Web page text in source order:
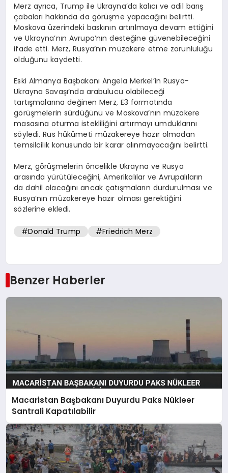
Merz ayrıca, Trump ile Ukrayna’da kalıcı ve adil barış
çabaları hakkında da görüşme yapacağını belirtti.
Moskova üzerindeki baskının artırılmaya devam ettiğini
ve Ukrayna’nın Avrupa’nın desteğine güvenebileceğini
ifade etti. Merz, Rusya’nın müzakere etme zorunluluğu
olduğunu kaydetti.
Eski Almanya Başbakanı Angela Merkel’in Rusya-
Ukrayna Savaşı’nda arabulucu olabileceği
tartışmalarına değinen Merz, E3 formatında
görüşmelerin sürdüğünü ve Moskova’nın müzakere
masasına oturma istekliliğini artırmayı umduklarını
söyledi. Rus hükümeti müzakereye hazır olmadan
temsilcilik konusunda bir karar alınmayacağını belirtti.
Merz, görüşmelerin öncelikle Ukrayna ve Rusya
arasında yürütüleceğini, Amerikalılar ve Avrupalıların
da dahil olacağını ancak çatışmaların durdurulması ve
Rusya’nın müzakereye hazır olması gerektiğini
sözlerine ekledi.
#Donald Trump #Friedrich Merz
Benzer Haberler
Macaristan Başbakanı Duyurdu Paks Nükleer
Santrali Kapatılabilir